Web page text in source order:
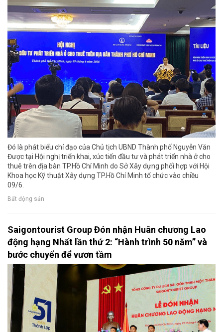
Đó là phát biểu chỉ đạo của Chủ tịch UBND Thành phố Nguyễn Văn
Được tại Hội nghị triển khai, xúc tiến đầu tư và phát triển nhà ở cho
thuê trên địa bàn TP.Hồ Chí Minh do Sở Xây dựng phối hợp với Hội
Khoa học Kỹ thuật Xây dựng TP.Hồ Chí Minh tổ chức vào chiều
09/6.
Bất động sản
Saigontourist Group Đón nhận Huân chương Lao
động hạng Nhất lần thứ 2: “Hành trình 50 năm” và
bước chuyển để vươn tầm